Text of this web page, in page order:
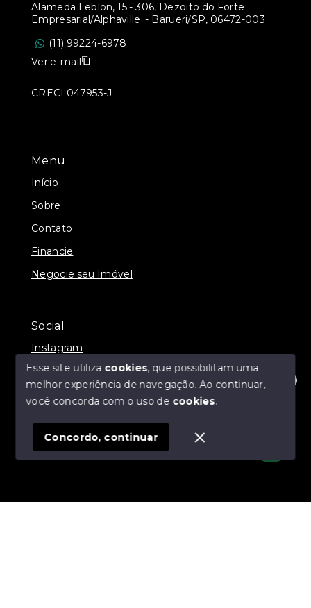
Menu
Início
Sobre
Contato
Financie
Negocie seu Imóvel
Social
Instagram
© Copyright 2026 - Anny Lima Negócios Imobiliários -
SITE PARA IMOBILIARIA
Alameda Leblon, 15 - 306, Dezoito do Forte
Empresarial/Alphaville. - Barueri/SP, 06472-003
(11) 99224-6978
Ver e-mail
CRECI 047953-J
Olá! Estamos disponíveis para te ajudar.
Esse site utiliza cookies, que possibilitam uma
melhor experiência de navegação.Ao continuar,
você concorda com o uso de cookies.
Concordo, continuar